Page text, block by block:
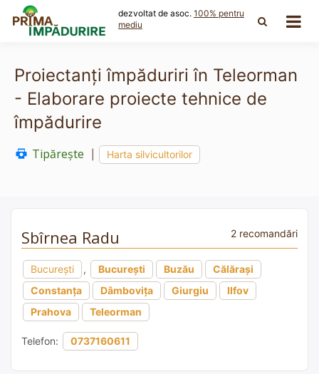
content
dezvoltat de asoc. 100% pentru
mediu
Proiectanți împăduriri în Teleorman
- Elaborare proiecte tehnice de
împădurire
Tipărește Harta silvicultorilor
Sbîrnea Radu 2 recomandări
București , București Buzău
Călărași
Constanța
Dâmbovița Giurgiu
Ilfov
Prahova
Teleorman
Telefon: 0737160611